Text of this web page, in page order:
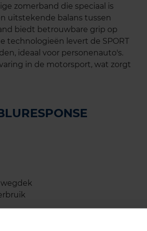
zomerband die speciaal is
uitstekende balans tussen
biedt betrouwbare grip op
technologieën levert de SPORT
ideaal voor personenauto's.
in de motorsport, wat zorgt
veiligheid